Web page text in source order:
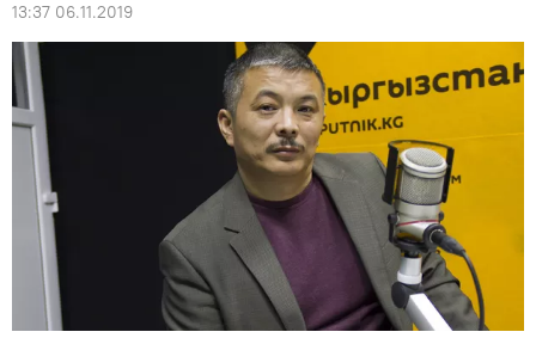
13:37 06.11.2019